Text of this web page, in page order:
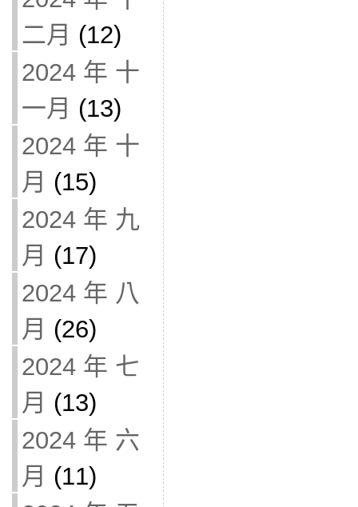
二月 (12)
2024 年 十
一月 (13)
2024 年 十
月 (15)
2024 年 九
月 (17)
2024 年 八
月 (26)
2024 年 七
月 (13)
2024 年 六
月 (11)